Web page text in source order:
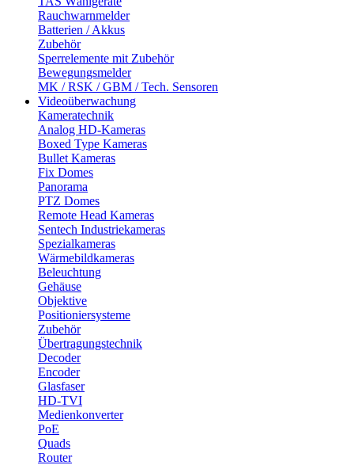
Rauchwarnmelder
Batterien / Akkus
Zubehör
Sperrelemente mit Zubehör
Bewegungsmelder
MK / RSK / GBM / Tech. Sensoren
Videoüberwachung
Kameratechnik
Analog HD-Kameras
Boxed Type Kameras
Bullet Kameras
Fix Domes
Panorama
PTZ Domes
Remote Head Kameras
Sentech Industriekameras
Spezialkameras
Wärmebildkameras
Beleuchtung
Gehäuse
Objektive
Positioniersysteme
Zubehör
Übertragungstechnik
Decoder
Encoder
Glasfaser
HD-TVI
Medienkonverter
PoE
Quads
Router